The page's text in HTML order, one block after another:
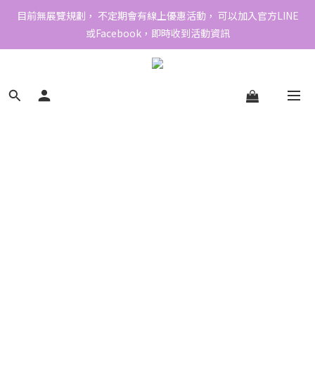
目前無展覽規劃， 不定期會有線上優惠活動， 可以加入官方LINE
或Facebook，即時收到活動資訊